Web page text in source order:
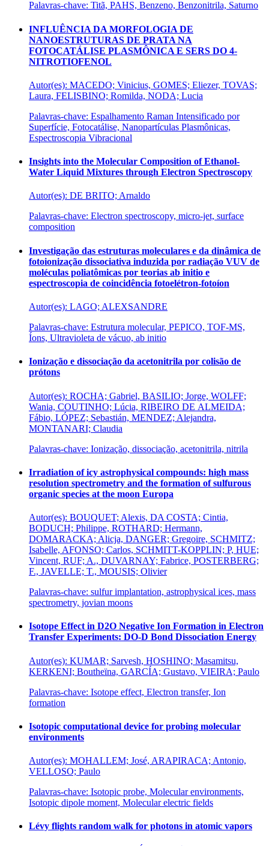
Palavras-chave: Titã, PAHS, Benzeno, Benzonitrila, Saturno
INFLUÊNCIA DA MORFOLOGIA DE
NANOESTRUTURAS DE PRATA NA
FOTOCATÁLISE PLASMÔNICA E SERS DO 4-
NITROTIOFENOL
Autor(es): MACEDO; Vinicius, GOMES; Eliezer, TOVAS;
Laura, FELISBINO; Romilda, NODA; Lucia
Palavras-chave: Espalhamento Raman Intensificado por
Superfície, Fotocatálise, Nanopartículas Plasmônicas,
Espectroscopia Vibracional
Insights into the Molecular Composition of Ethanol-
Water Liquid Mixtures through Electron Spectroscopy
Autor(es): DE BRITO; Arnaldo
Palavras-chave: Electron spectroscopy, micro-jet, surface
composition
Investigação das estruturas moleculares e da dinâmica de
fotoionização dissociativa induzida por radiação VUV de
moléculas poliatômicas por teorias ab initio e
espectroscopia de coincidência fotoelétron-fotoíon
Autor(es): LAGO; ALEXSANDRE
Palavras-chave: Estrutura molecular, PEPICO, TOF-MS,
Íons, Ultravioleta de vácuo, ab initio
Ionização e dissociação da acetonitrila por colisão de
prótons
Autor(es): ROCHA; Gabriel, BASILIO; Jorge, WOLFF;
Wania, COUTINHO; Lúcia, RIBEIRO DE ALMEIDA;
Fábio, LÓPEZ; Sebastián, MENDEZ; Alejandra,
MONTANARI; Claudia
Palavras-chave: Ionização, dissociação, acetonitrila, nitrila
Irradiation of icy astrophysical compounds: high mass
resolution spectrometry and the formation of sulfurous
organic species at the moon Europa
Autor(es): BOUQUET; Alexis, DA COSTA; Cintia,
BODUCH; Philippe, ROTHARD; Hermann,
DOMARACKA; Alicja, DANGER; Gregoire, SCHMITZ;
Isabelle, AFONSO; Carlos, SCHMITT-KOPPLIN; P, HUE;
Vincent, RUF; A., DUVARNAY; Fabrice, POSTERBERG;
F., JAVELLE; T., MOUSIS; Olivier
Palavras-chave: sulfur implantation, astrophysical ices, mass
spectrometry, jovian moons
Isotope Effect in D2O Negative Ion Formation in Electron
Transfer Experiments: DO-D Bond Dissociation Energy
Autor(es): KUMAR; Sarvesh, HOSHINO; Masamitsu,
KERKENI; Boutheïna, GARCÍA; Gustavo, VIEIRA; Paulo
Palavras-chave: Isotope effect, Electron transfer, Ion
formation
Isotopic computational device for probing molecular
environments
Autor(es): MOHALLEM; José, ARAPIRACA; Antonio,
VELLOSO; Paulo
Palavras-chave: Isotopic probe, Molecular environments,
Isotopic dipole moment, Molecular electric fields
Lévy flights random walk for photons in atomic vapors